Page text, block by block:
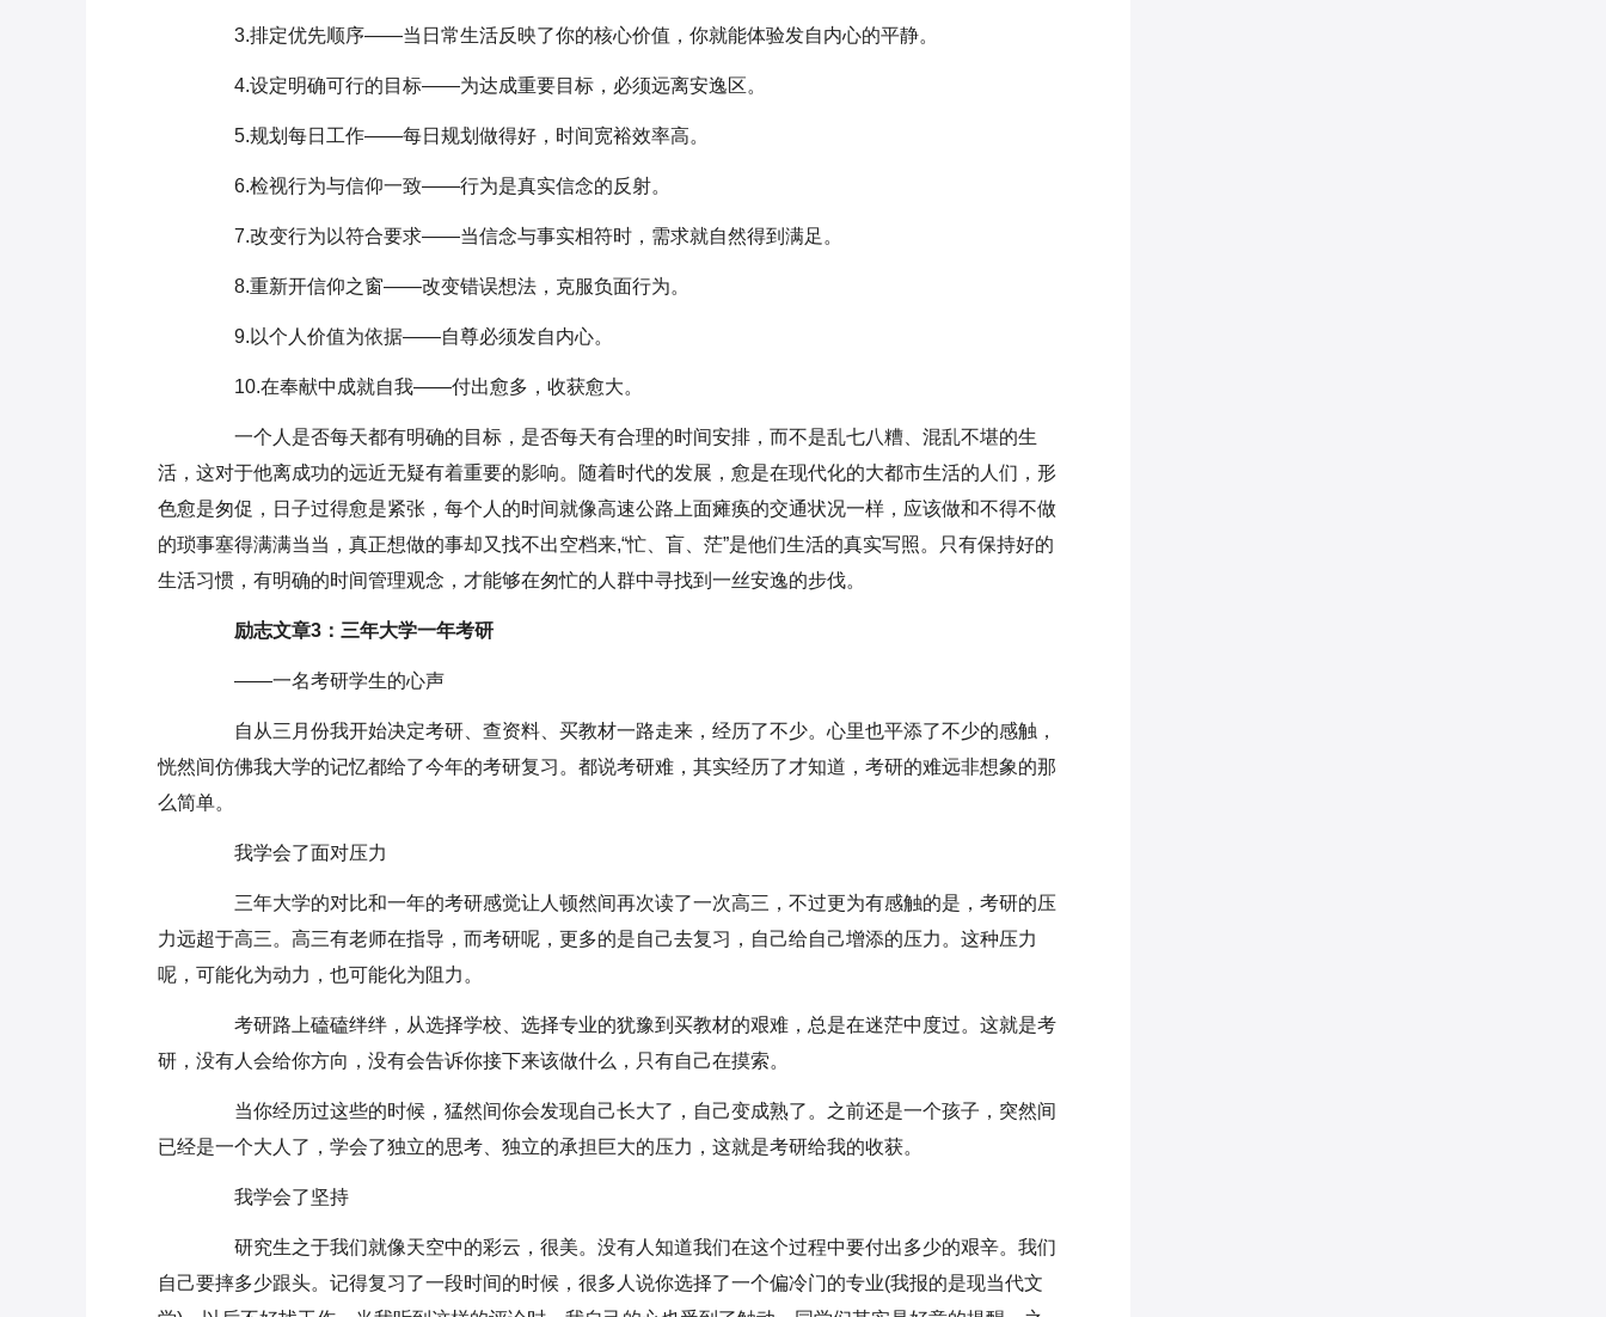
3.排定优先顺序——当日常生活反映了你的核心价值，你就能体验发自内心的平静。
4.设定明确可行的目标——为达成重要目标，必须远离安逸区。
5.规划每日工作——每日规划做得好，时间宽裕效率高。
6.检视行为与信仰一致——行为是真实信念的反射。
7.改变行为以符合要求——当信念与事实相符时，需求就自然得到满足。
8.重新开信仰之窗——改变错误想法，克服负面行为。
9.以个人价值为依据——自尊必须发自内心。
10.在奉献中成就自我——付出愈多，收获愈大。
一个人是否每天都有明确的目标，是否每天有合理的时间安排，而不是乱七八糟、混乱不堪的生
活，这对于他离成功的远近无疑有着重要的影响。随着时代的发展，愈是在现代化的大都市生活的人们，形
色愈是匆促，日子过得愈是紧张，每个人的时间就像高速公路上面瘫痪的交通状况一样，应该做和不得不做
的琐事塞得满满当当，真正想做的事却又找不出空档来,“忙、盲、茫”是他们生活的真实写照。只有保持好的
生活习惯，有明确的时间管理观念，才能够在匆忙的人群中寻找到一丝安逸的步伐。
励志文章3：三年大学一年考研
——一名考研学生的心声
自从三月份我开始决定考研、查资料、买教材一路走来，经历了不少。心里也平添了不少的感触，
恍然间仿佛我大学的记忆都给了今年的考研复习。都说考研难，其实经历了才知道，考研的难远非想象的那
么简单。
我学会了面对压力
三年大学的对比和一年的考研感觉让人顿然间再次读了一次高三，不过更为有感触的是，考研的压
力远超于高三。高三有老师在指导，而考研呢，更多的是自己去复习，自己给自己增添的压力。这种压力
呢，可能化为动力，也可能化为阻力。
考研路上磕磕绊绊，从选择学校、选择专业的犹豫到买教材的艰难，总是在迷茫中度过。这就是考
研，没有人会给你方向，没有会告诉你接下来该做什么，只有自己在摸索。
当你经历过这些的时候，猛然间你会发现自己长大了，自己变成熟了。之前还是一个孩子，突然间
已经是一个大人了，学会了独立的思考、独立的承担巨大的压力，这就是考研给我的收获。
我学会了坚持
研究生之于我们就像天空中的彩云，很美。没有人知道我们在这个过程中要付出多少的艰辛。我们
自己要摔多少跟头。记得复习了一段时间的时候，很多人说你选择了一个偏冷门的专业(我报的是现当代文